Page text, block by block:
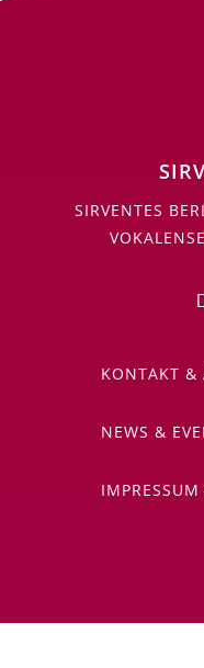
SIRVENTES
KONTAKT &
NEWS &